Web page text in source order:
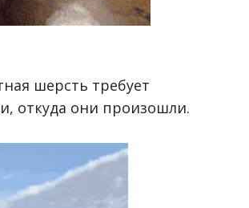
шерсть требует
откуда они произошли.